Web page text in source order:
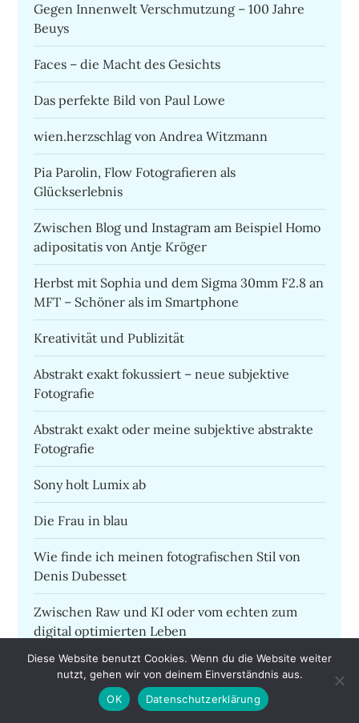
Gegen Innenwelt Verschmutzung – 100 Jahre
Beuys
Faces – die Macht des Gesichts
Das perfekte Bild von Paul Lowe
wien.herzschlag von Andrea Witzmann
Pia Parolin, Flow Fotografieren als
Glückserlebnis
Zwischen Blog und Instagram am Beispiel Homo
adipositatis von Antje Kröger
Herbst mit Sophia und dem Sigma 30mm F2.8 an
MFT – Schöner als im Smartphone
Kreativität und Publizität
Abstrakt exakt fokussiert – neue subjektive
Fotografie
Abstrakt exakt oder meine subjektive abstrakte
Fotografie
Sony holt Lumix ab
Die Frau in blau
Wie finde ich meinen fotografischen Stil von
Denis Dubesset
Zwischen Raw und KI oder vom echten zum
digital optimierten Leben
Dem anspruchsvollen Amateur reicht im Alltag
Diese Website benutzt Cookies. Wenn du die Website weiter
nutzt, gehen wir von deinem Einverständnis aus.
OK
Datenschutzerklärung